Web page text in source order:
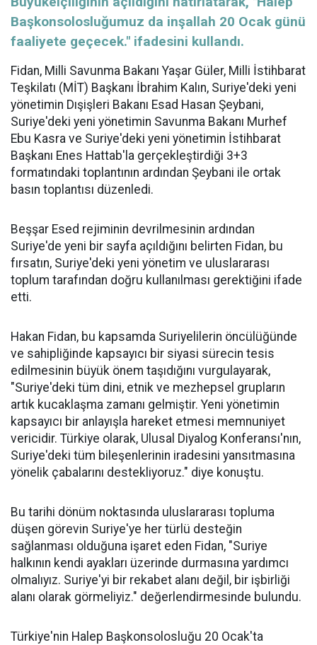
Başkonsolosluğumuz da inşallah 20 Ocak günü
faaliyete geçecek." ifadesini kullandı.
Fidan, Milli Savunma Bakanı Yaşar Güler, Milli İstihbarat
Teşkilatı (MİT) Başkanı İbrahim Kalın, Suriye'deki yeni
yönetimin Dışişleri Bakanı Esad Hasan Şeybani,
Suriye'deki yeni yönetimin Savunma Bakanı Murhef
Ebu Kasra ve Suriye'deki yeni yönetimin İstihbarat
Başkanı Enes Hattab'la gerçekleştirdiği 3+3
formatındaki toplantının ardından Şeybani ile ortak
basın toplantısı düzenledi.
Beşşar Esed rejiminin devrilmesinin ardından
Suriye'de yeni bir sayfa açıldığını belirten Fidan, bu
fırsatın, Suriye'deki yeni yönetim ve uluslararası
toplum tarafından doğru kullanılması gerektiğini ifade
etti.
Hakan Fidan, bu kapsamda Suriyelilerin öncülüğünde
ve sahipliğinde kapsayıcı bir siyasi sürecin tesis
edilmesinin büyük önem taşıdığını vurgulayarak,
"Suriye'deki tüm dini, etnik ve mezhepsel grupların
artık kucaklaşma zamanı gelmiştir. Yeni yönetimin
kapsayıcı bir anlayışla hareket etmesi memnuniyet
vericidir. Türkiye olarak, Ulusal Diyalog Konferansı'nın,
Suriye'deki tüm bileşenlerinin iradesini yansıtmasına
yönelik çabalarını destekliyoruz." diye konuştu.
Bu tarihi dönüm noktasında uluslararası topluma
düşen görevin Suriye'ye her türlü desteğin
sağlanması olduğuna işaret eden Fidan, "Suriye
halkının kendi ayakları üzerinde durmasına yardımcı
olmalıyız. Suriye'yi bir rekabet alanı değil, bir işbirliği
alanı olarak görmeliyiz." değerlendirmesinde bulundu.
Türkiye'nin Halep Başkonsolosluğu 20 Ocak'ta